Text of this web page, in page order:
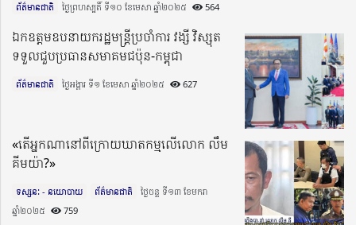
ព័ត៌មានជាតិ ថ្ងៃព្រហស្បតិ៍ ទី១០ ខែមេសា ឆ្នាំ២០២៥​ 564
ឯកឧត្តមឧបនាយករដ្ឋមន្ត្រីប្រចាំការ វង្សី វិស្សុត
ទទួលជួបប្រធានសមាគមជប៉ុន-កម្ពុជា
ព័ត៌មានជាតិ ថ្ងៃអង្គារ ទី១ ខែមេសា ឆ្នាំ២០២៥​ 627
«តើអ្នកណានៅពីក្រោយឃាតកម្មលើលោក លឹម
គីមយ៉ា?»
ទស្សនៈ - នយោបាយ ព័ត៌មានជាតិ
ថ្ងៃចន្ទ ទី១៣ ខែមករា
ឆ្នាំ២០២៥​
759